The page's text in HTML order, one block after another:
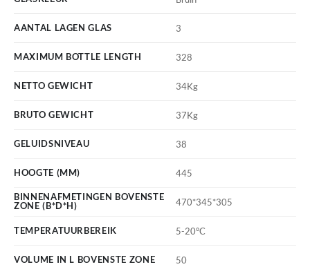
AANTAL LAGEN GLAS 3
MAXIMUM BOTTLE LENGTH 328
NETTO GEWICHT 34Kg
BRUTO GEWICHT 37Kg
GELUIDSNIVEAU 38
HOOGTE (MM) 445
BINNENAFMETINGEN BOVENSTE
ZONE (B*D*H)
470*345*305
TEMPERATUURBEREIK 5-20°C
VOLUME IN L BOVENSTE ZONE 50